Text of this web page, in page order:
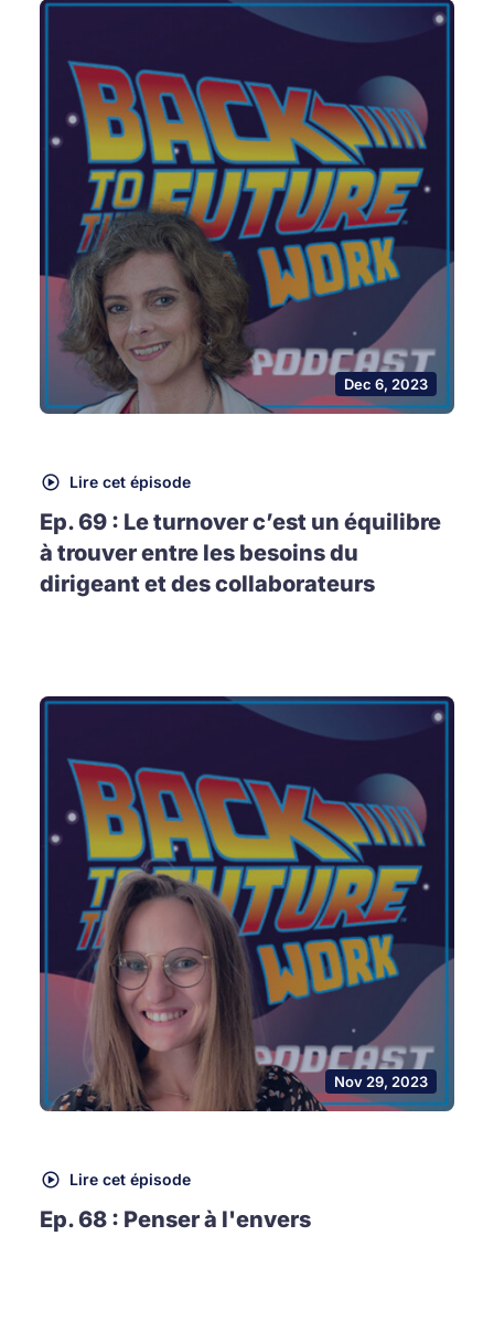
Dec 6, 2023
Lire cet épisode
Ep. 69 : Le turnover c’est un équilibre
à trouver entre les besoins du
dirigeant et des collaborateurs
Nov 29, 2023
Lire cet épisode
Ep. 68 : Penser à l'envers